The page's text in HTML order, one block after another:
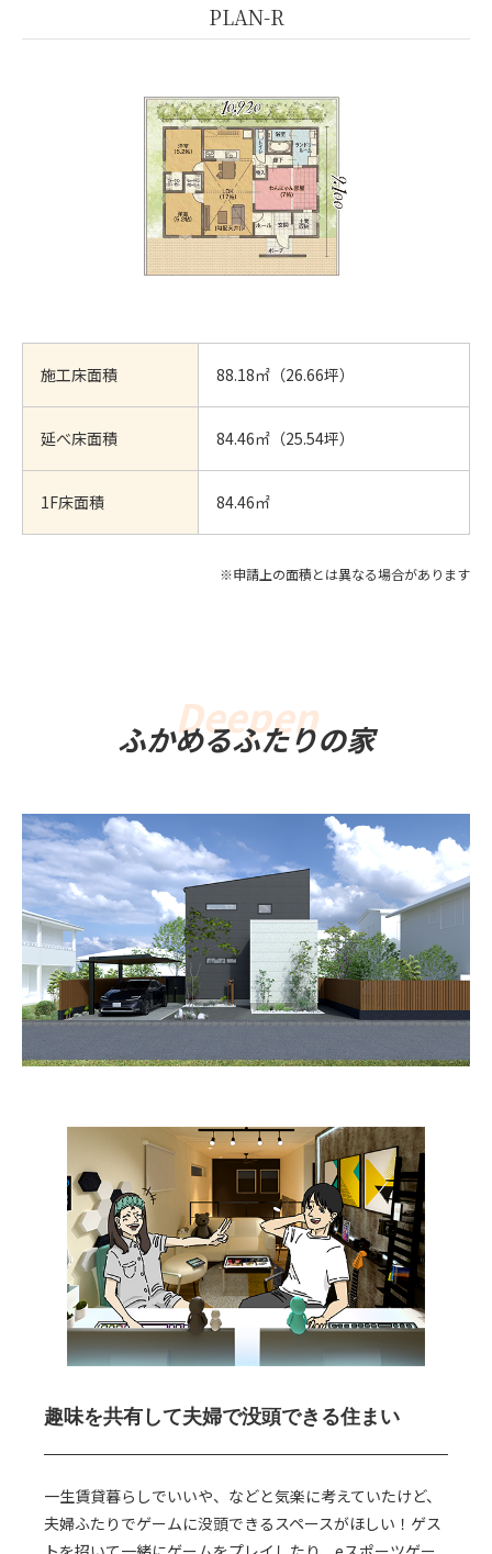
PLAN-R
施工床面積 88.18㎡（26.66坪）
延べ床面積 84.46㎡（25.54坪）
1F床面積 84.46㎡
※申請上の面積とは異なる場合があります
ふかめるふたりの家
趣味を共有して夫婦で没頭できる住まい
一生賃貸暮らしでいいや、などと気楽に考えていたけど、
夫婦ふたりでゲームに没頭できるスペースがほしい！ゲス